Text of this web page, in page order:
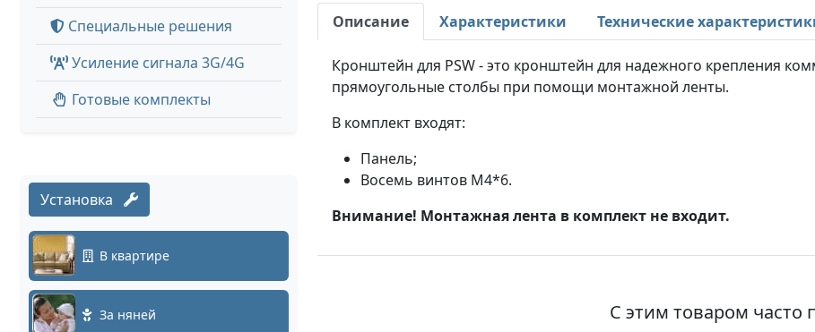
Специальные решения
Усиление сигнала 3G/4G
Готовые комплекты
Установка
В квартире
За няней
Описание Характеристики Технические
Кронштейн для PSW - это кронштейн для надежного крепления
прямоугольные столбы при помощи монтажной ленты.
В комплект входят:
Панель;
Восемь винтов М4*6.
Внимание! Монтажная лента в комплект не входит.
С этим товаром часто